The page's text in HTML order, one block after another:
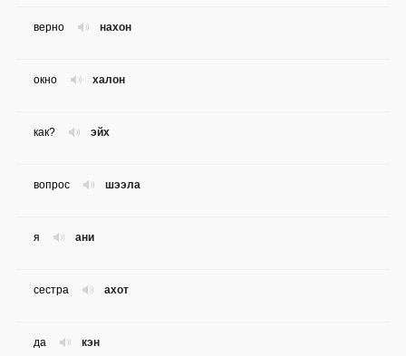
нахон
верно
халон
окно
эйх
как?
шээла
вопрос
ани
я
ахот
сестра
кэн
да